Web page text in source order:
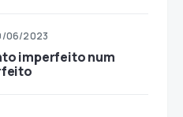
06/2023
imperfeito num